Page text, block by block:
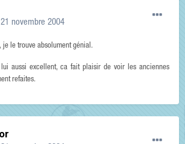
novembre 2004
je le trouve absolument génial.
aussi excellent, ca fait plaisir de voir les anciennes
refaites.